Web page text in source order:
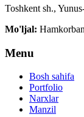
Toshkent sh.,
Mo'ljal:
Menu
Bosh sahifa
Portfolio
Narxlar
Manzil